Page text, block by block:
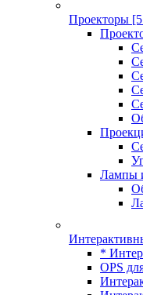
Проекторы
Лампы
*
OPS